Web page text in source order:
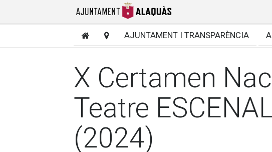
AJUNTAMENT I TRANSPARÈNCIA
X Certamen
Teatre
(2024)